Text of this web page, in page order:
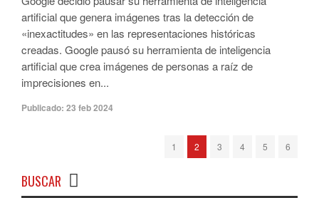
artificial que genera imágenes tras la detección de
«inexactitudes» en las representaciones históricas
creadas. Google pausó su herramienta de inteligencia
artificial que crea imágenes de personas a raíz de
imprecisiones en...
Publicado: 23 feb 2024
1 2 3 4 5 6
BUSCAR